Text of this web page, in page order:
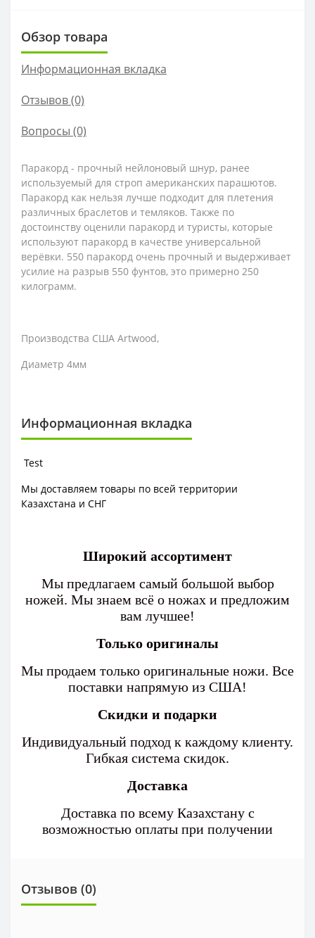
Обзор товара
Информационная вкладка
Отзывов (0)
Вопросы (0)
Паракорд - прочный нейлоновый шнур, ранее
используемый для строп американских парашютов.
Паракорд как нельзя лучше подходит для плетения
различных браслетов и темляков. Также по
достоинству оценили паракорд и туристы, которые
используют паракорд в качестве универсальной
верёвки. 550 паракорд очень прочный и выдерживает
усилие на разрыв 550 фунтов, это примерно 250
килограмм.
Производства США Artwood,
Диаметр 4мм
Информационная вкладка
Test
Мы доставляем товары по всей территории
Казахстана и СНГ
Широкий ассортимент
Мы предлагаем самый большой выбор
ножей. Мы знаем всё о ножах и предложим
вам лучшее!
Только оригиналы
Мы продаем только оригинальные ножи. Все
поставки напрямую из США!
Скидки и подарки
Индивидуальный подход к каждому клиенту.
Гибкая система скидок.
Доставка
Доставка по всему Казахстану с
возможностью оплаты при получении
Отзывов (0)